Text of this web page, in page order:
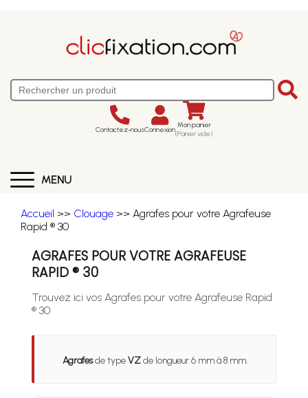
Contactez-nousConnexion Mon panier
(Panier vide)
MENU
Accueil >> Clouage >> Agrafes pour votre Agrafeuse
Rapid ® 30
AGRAFES POUR VOTRE AGRAFEUSE
RAPID ® 30
Trouvez ici vos Agrafes pour votre Agrafeuse Rapid
® 30
Agrafesde typeVZde longueur 6 mm à 8 mm.